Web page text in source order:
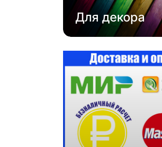
Для декора